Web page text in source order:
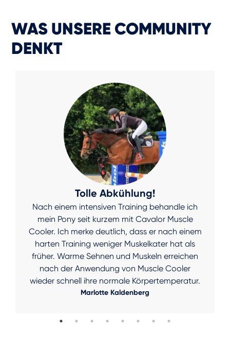
WAS UNSERE COMMUNITY
DENKT
Tolle Abkühlung!
Nach einem intensiven Training behandle ich
mein Pony seit kurzem mit Cavalor Muscle
Cooler. Ich merke deutlich, dass er nach einem
harten Training weniger Muskelkater hat als
früher. Warme Sehnen und Muskeln erreichen
nach der Anwendung von Muscle Cooler
wieder schnell ihre normale Körpertemperatur.
Marlotte Kaldenberg